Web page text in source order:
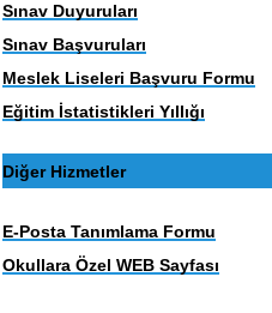
Sınav Duyuruları
Sınav Başvuruları
Meslek Liseleri Başvuru Formu
Eğitim İstatistikleri Yıllığı
Diğer Hizmetler
E-Posta Tanımlama Formu
Okullara Özel WEB Sayfası